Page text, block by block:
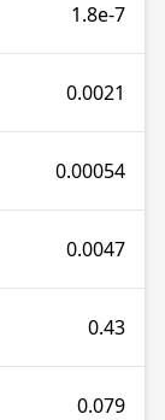
1.8e-7
0.0021
0.00054
0.0047
0.43
0.079